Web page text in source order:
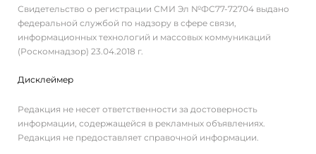
Свидетельство о регистрации СМИ Эл №ФС77-72704 выдано
федеральной службой по надзору в сфере связи,
информационных технологий и массовых коммуникаций
(Роскомнадзор) 23.04.2018 г.
Дисклеймер
Редакция не несет ответственности за достоверность
информации, содержащейся в рекламных объявлениях.
Редакция не предоставляет справочной информации.